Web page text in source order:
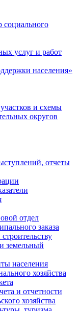
социального
услуг и работ
населения»
и схемы
округов
отчеты
отдел
заказа
земельный
населения
хозяйства
и отчетности
хозяйства